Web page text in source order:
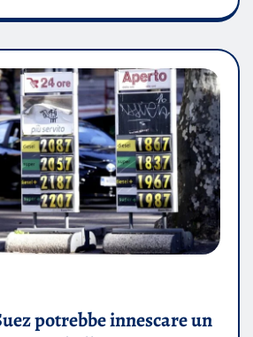
potrebbe innescare un